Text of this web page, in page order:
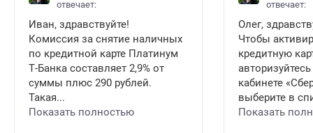
отвечает:
Иван, здравствуйте!
Комиссия за снятие наличных
по кредитной карте Платинум
Т-Банка составляет 2,9% от
суммы плюс 290 рублей.
Такая...
Показать полностью
отвечает:
Олег,
Чтобы
кредитную
кабинете
выберите в
Показать